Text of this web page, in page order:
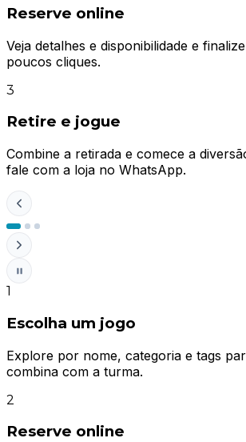
Reserve online
Veja detalhes e disponibilidade e
poucos cliques.
3
Retire e jogue
Combine a retirada e comece a
fale com a loja no WhatsApp.
1
Escolha um jogo
Explore por nome, categoria e tags
combina com a turma.
2
Reserve online